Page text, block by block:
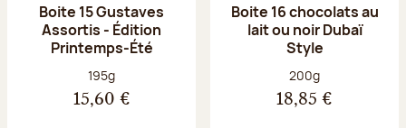
Boite 15 Gustaves
Assortis - Édition
Printemps-Été
Poids net :
195g
15,60 €
Boite 16 chocolats au
lait ou noir Dubaï
Style
Poids net :
200g
18,85 €